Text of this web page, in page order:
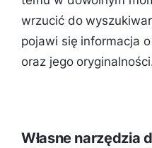
wrzucić do
pojawi się informacja
oraz jego
Własne narzędzia